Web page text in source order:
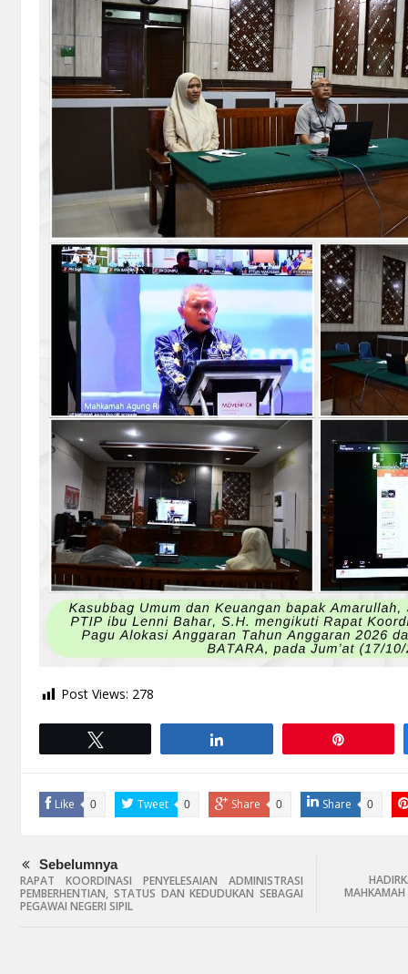
Post Views: 278
Like 0 Tweet 0 Share 0 Share 0
Sebelumnya
RAPAT KOORDINASI PENYELESAIAN ADMINISTRASI
PEMBERHENTIAN, STATUS DAN KEDUDUKAN SEBAGAI
PEGAWAI NEGERI SIPIL
MAHKAMAH